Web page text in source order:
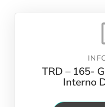
TRD – 165-
Interno